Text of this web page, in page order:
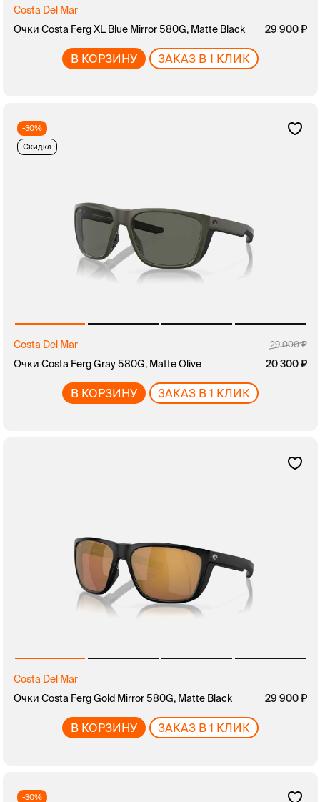
Costa Del Mar
Очки Costa Ferg XL Blue Mirror 580G, Matte Black
29 900
В КОРЗИНУ ЗАКАЗ В 1 КЛИК
-30%
Скидка
Costa Del Mar 29 000
Очки Costa Ferg Gray 580G, Matte Olive 20 300
В КОРЗИНУ ЗАКАЗ В 1 КЛИК
Costa Del Mar
Очки Costa Ferg Gold Mirror 580G, Matte Black
29 900
В КОРЗИНУ ЗАКАЗ В 1 КЛИК
-30%